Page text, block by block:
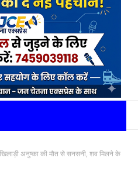
अनुष्का की मौत से सनसनी, शव मिलने के